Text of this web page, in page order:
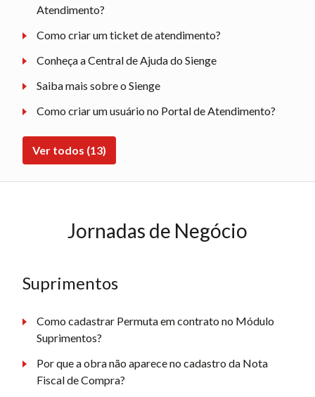
Atendimento?
Como criar um ticket de atendimento?
Conheça a Central de Ajuda do Sienge
Saiba mais sobre o Sienge
Como criar um usuário no Portal de Atendimento?
Ver todos (13)
Jornadas de Negócio
Suprimentos
Como cadastrar Permuta em contrato no Módulo
Suprimentos?
Por que a obra não aparece no cadastro da Nota
Fiscal de Compra?